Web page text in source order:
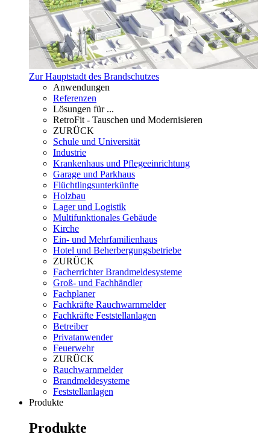
Zur Hauptstadt des Brandschutzes
Anwendungen
Referenzen
Lösungen für ...
RetroFit - Tauschen und Modernisieren
ZURÜCK
Schule und Universität
Industrie
Krankenhaus und Pflegeeinrichtung
Garage und Parkhaus
Flüchtlingsunterkünfte
Holzbau
Lager und Logistik
Multifunktionales Gebäude
Kirche
Ein- und Mehrfamilienhaus
Hotel und Beherbergungsbetriebe
ZURÜCK
Facherrichter Brandmeldesysteme
Groß- und Fachhändler
Fachplaner
Fachkräfte Rauchwarnmelder
Fachkräfte Feststellanlagen
Betreiber
Privatanwender
Feuerwehr
ZURÜCK
Rauchwarnmelder
Brandmeldesysteme
Feststellanlagen
Produkte
Produkte